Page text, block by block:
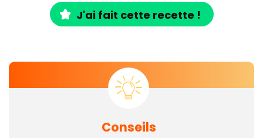
J'ai fait cette recette !
Conseils